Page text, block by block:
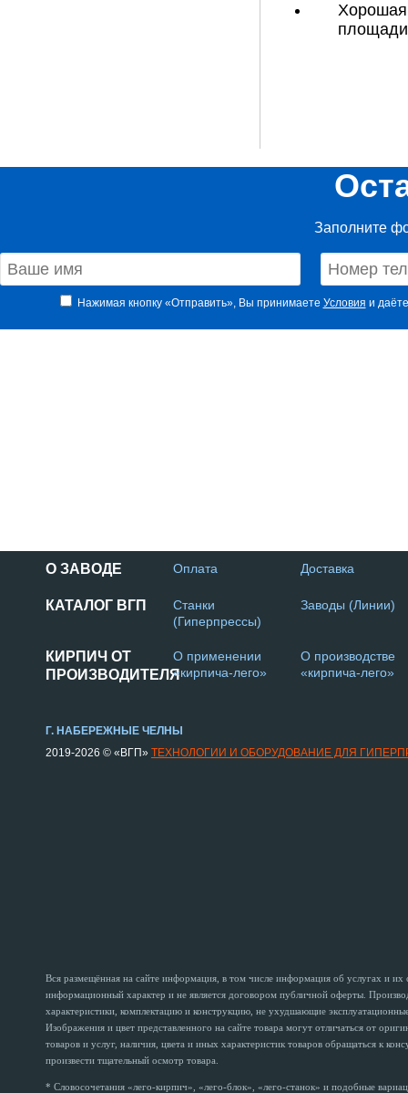
Хорошая
Заполните
Нажимая кнопку «Отправить», Вы принимаете Условия и
О ЗАВОДЕ Оплата Доставка
КАТАЛОГ ВГП
Станки
(Гиперпрессы)
Заводы (Линии)
КИРПИЧ ОТ
ПРОИЗВОДИТЕЛЯ
О применении
«кирпича-лего»
О производстве
«кирпича-лего»
Г. НАБЕРЕЖНЫЕ ЧЕЛНЫ
2019-2026 © «ВГП» ТЕХНОЛОГИИ И ОБОРУДОВАНИЕ ДЛЯ
Вся размещённая на сайте информация, в том числе информация об услугах и
информационный характер и не является договором публичной оферты.
характеристики, комплектацию и конструкцию, не ухудшающие
Изображения и цвет представленного на сайте товара могут отличаться от
товаров и услуг, наличия, цвета и иных характеристик товаров обращаться к
произвести тщательный осмотр товара.
* Словосочетания «лего-кирпич», «лего-блок», «лего-станок» и подобные